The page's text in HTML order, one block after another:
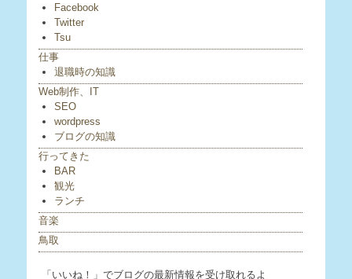
Facebook
Twitter
Tsu
仕事
退職時の知識
Web制作、IT
SEO
wordpress
ブログの知識
行ってきた
BAR
観光
ランチ
音楽
鳥取
「いいね！」でブログの最新情報を受け取れるよ